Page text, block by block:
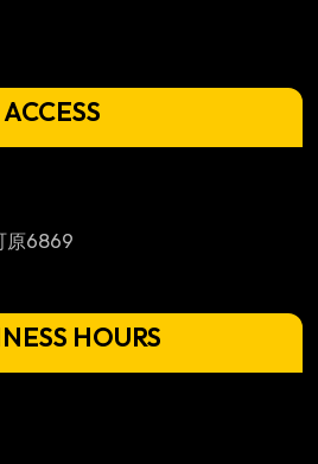
ACCESS
原6869
HOURS